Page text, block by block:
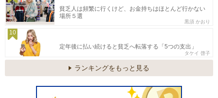
貧乏人は頻繁に行くけど、お金持ちはほとんど行かない
場所５選
黒須 かおり
10
定年後に払い続けると貧乏へ転落する「5つの支出」
タケイ 啓子
ランキングをもっと見る